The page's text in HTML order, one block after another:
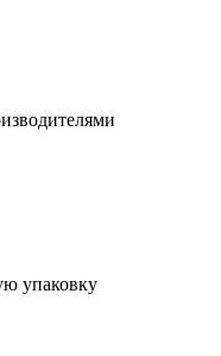
упаковку